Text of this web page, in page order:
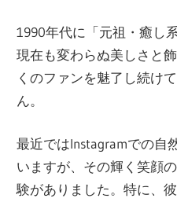
1990年代に「元祖・癒し
現在も変わらぬ美しさと
くのファンを魅了し続け
ん。
最近ではInstagramでの自
いますが、その輝く笑顔
験がありました。特に、